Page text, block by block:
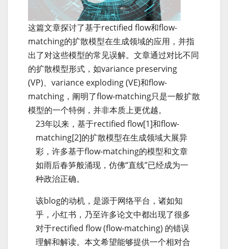
这篇文章探讨了基于rectified flow和flow-
matching的扩散模型在生成领域的应用，并指
出了对这些模型的常见误解。文章通过对比不同
的扩散模型形式，如variance preserving
(VP)、variance exploding (VE)和flow-
matching，阐明了flow-matching只是一般扩散
模型的一个特例，并非本质上更优越。
23年以来，基于rectified flow[1]和flow-
matching[2]的扩散模型在生成领域大展异
彩，许多基于flow-matching的模型和文章
如雨后春笋般涌现，仿佛“直线”已经成为一
种政治正确。
该blog的动机，是源于网络平台，诸如知
乎，小红书，乃至许多论文中都出现了很多
对于rectified flow (flow-matching) 的错误
理解和解读。本文希望能够提供一个相对合